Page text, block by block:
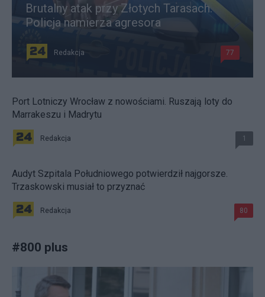
Brutalny atak przy Złotych Tarasach.
Policja namierza agresora
Redakcja 77
Port Lotniczy Wrocław z nowościami. Ruszają loty do
Marrakeszu i Madrytu
Redakcja 1
Audyt Szpitala Południowego potwierdził najgorsze.
Trzaskowski musiał to przyznać
Redakcja 80
#800 plus